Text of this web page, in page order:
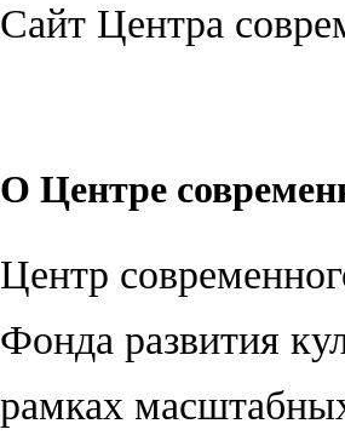
Сайт Центра
О Центре
Центр
Фонда развития
рамках